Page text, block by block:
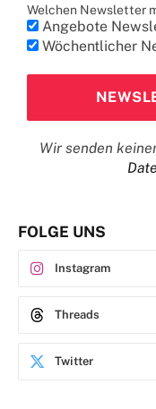
Welchen Newsletter
Angebote
Wöchentlicher
Wir senden
FOLGE UNS
Instagram
Threads
Twitter